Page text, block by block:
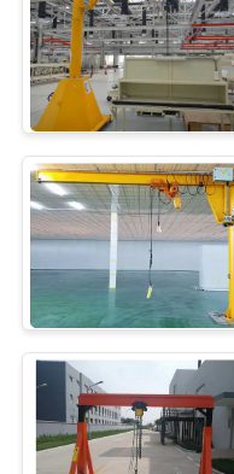
UMAS
CITAÇÕES
MAPA
DO
SITE
POLÍTICA
DE
PRIVACIDADE
Grua
Grua
de